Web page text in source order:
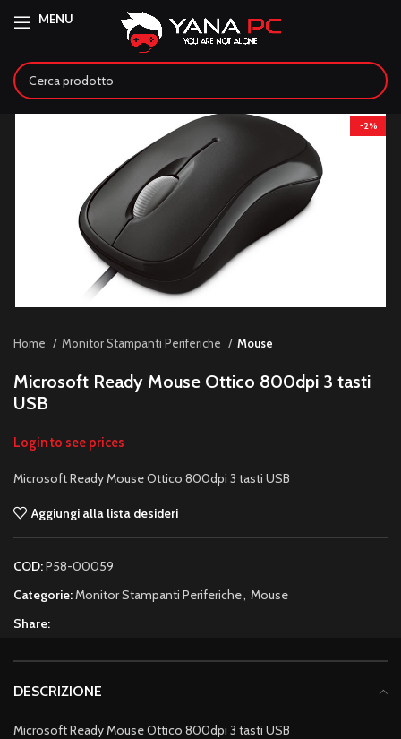
MENU
-2%
Home Monitor Stampanti Periferiche Mouse
Microsoft Ready Mouse Ottico 800dpi 3 tasti
USB
Login to see prices
Microsoft Ready Mouse Ottico 800dpi 3 tasti USB
Aggiungi alla lista desideri
COD:P58-00059
Categorie:Monitor Stampanti Periferiche, Mouse
Share:
DESCRIZIONE
Microsoft Ready Mouse Ottico 800dpi 3 tasti USB